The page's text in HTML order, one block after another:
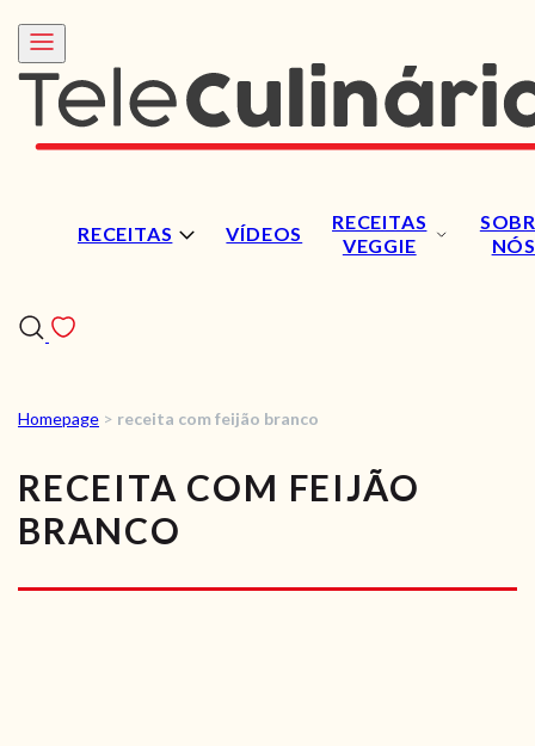
RECEITAS VÍDEOS
RECEITAS
VEGGIE
NÓS
RECEITAS
VÍDEOS
Homepage > receita com feijão branco
RECEITA COM FEIJÃO
BRANCO